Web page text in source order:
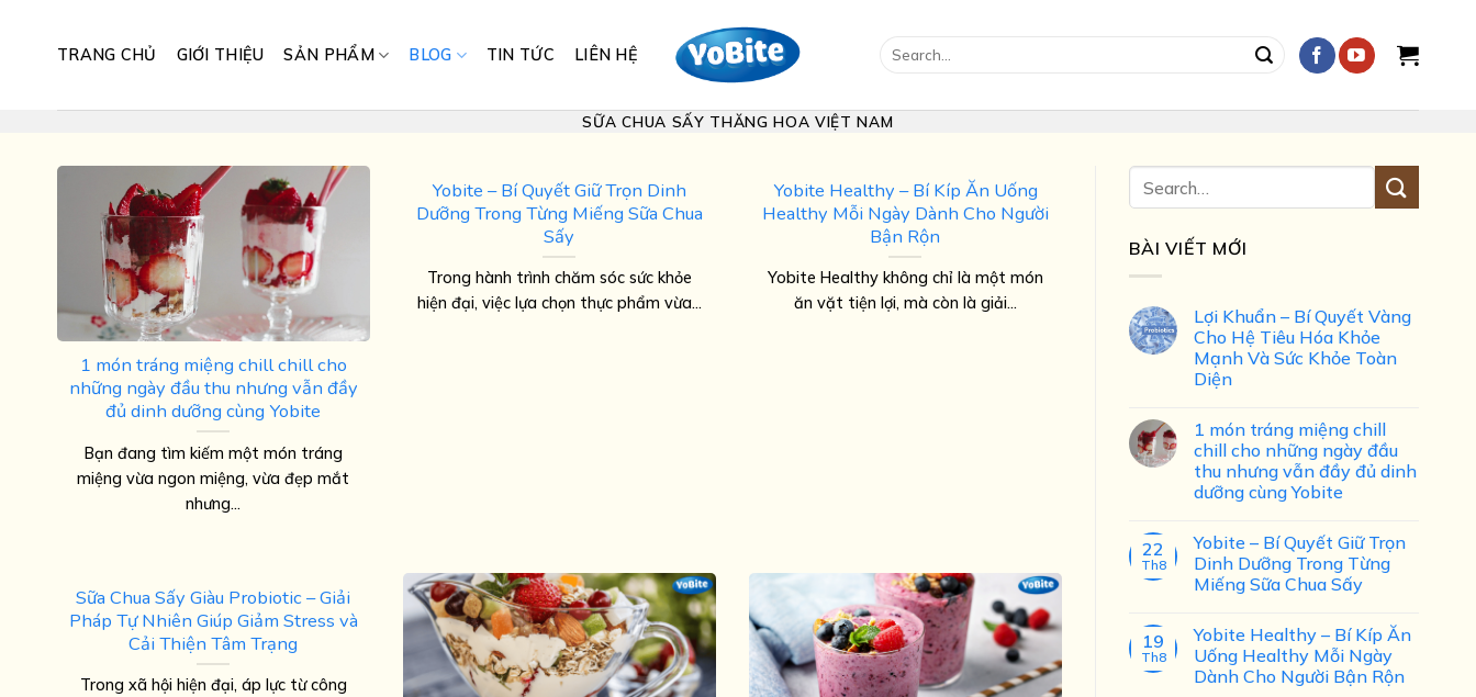
content
TRANG CHỦ GIỚI THIỆU SẢN PHẨM BLOG TIN TỨC LIÊN HỆ
Search
SỮA CHUA SẤY THĂNG HOA VIỆT NAM
1 món tráng miệng chill chill cho
những ngày đầu thu nhưng vẫn đầy
đủ dinh dưỡng cùng Yobite
Bạn đang tìm kiếm một món tráng
miệng vừa ngon miệng, vừa đẹp mắt
nhưng...
Yobite – Bí Quyết Giữ Trọn Dinh
Dưỡng Trong Từng Miếng Sữa Chua
Sấy
Trong hành trình chăm sóc sức khỏe
hiện đại, việc lựa chọn thực phẩm vừa...
Yobite Healthy – Bí Kíp Ăn Uống
Healthy Mỗi Ngày Dành Cho Người
Bận Rộn
Yobite Healthy không chỉ là một món
ăn vặt tiện lợi, mà còn là giải...
Sữa Chua Sấy Giàu Probiotic – Giải
Pháp Tự Nhiên Giúp Giảm Stress và
Cải Thiện Tâm Trạng
Trong xã hội hiện đại, áp lực từ công
BÀI VIẾT MỚI
Lợi Khuẩn – Bí Quyết Vàng
Cho Hệ Tiêu Hóa Khỏe
Mạnh Và Sức Khỏe Toàn
Diện
1 món tráng miệng chill
chill cho những ngày đầu
thu nhưng vẫn đầy đủ dinh
dưỡng cùng Yobite
22
Th8
Yobite – Bí Quyết Giữ Trọn
Dinh Dưỡng Trong Từng
Miếng Sữa Chua Sấy
19
Th8
Yobite Healthy – Bí Kíp Ăn
Uống Healthy Mỗi Ngày
Dành Cho Người Bận Rộn